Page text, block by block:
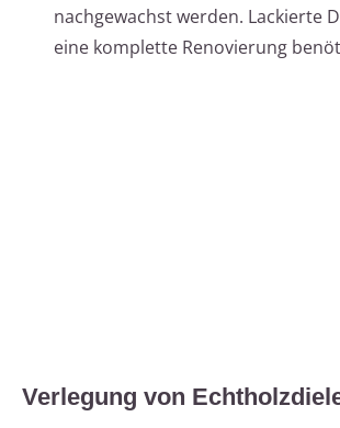
nachgewachst werden. Lackierte
eine komplette Renovierung
Verlegung von